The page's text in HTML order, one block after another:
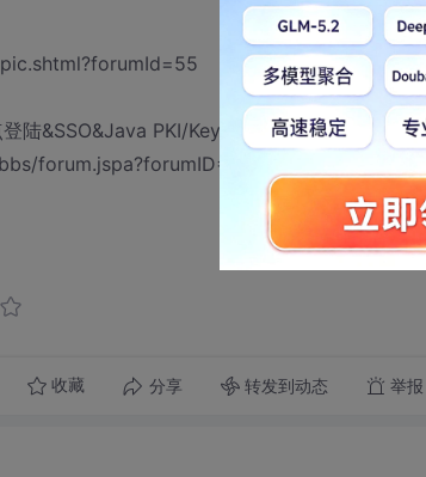
陆&SSO&Java PKI/KeyStore/SSL:
forum.jspa?forumID=29304&start=0
收藏 分享 转发到动态 举报